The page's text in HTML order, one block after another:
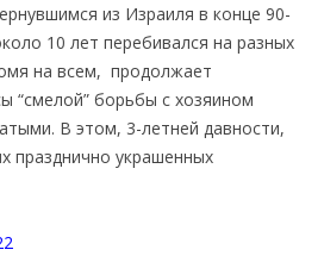
из Израиля в конце 90-
10 лет перебивался на разных
на всем, продолжает
“смелой” борьбы с хозяином
В этом, 3-летней давности,
празднично украшенных